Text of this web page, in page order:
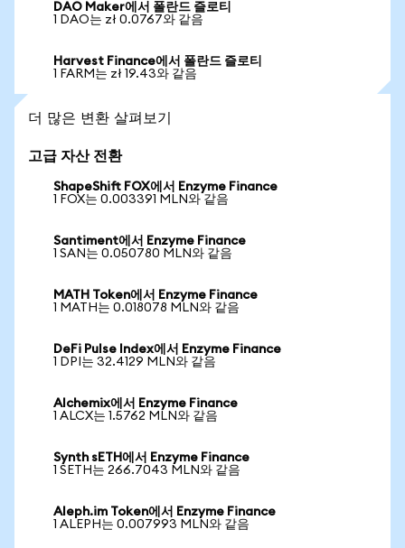
DAO Maker에서 폴란드 즐로티
1 DAO는 zł 0.0767와 같음
Harvest Finance에서 폴란드 즐로티
1 FARM는 zł 19.43와 같음
더 많은 변환 살펴보기
고급 자산 전환
ShapeShift FOX에서 Enzyme Finance
1 FOX는 0.003391 MLN와 같음
Santiment에서 Enzyme Finance
1 SAN는 0.050780 MLN와 같음
MATH Token에서 Enzyme Finance
1 MATH는 0.018078 MLN와 같음
DeFi Pulse Index에서 Enzyme Finance
1 DPI는 32.4129 MLN와 같음
Alchemix에서 Enzyme Finance
1 ALCX는 1.5762 MLN와 같음
Synth sETH에서 Enzyme Finance
1 SETH는 266.7043 MLN와 같음
Aleph.im Token에서 Enzyme Finance
1 ALEPH는 0.007993 MLN와 같음